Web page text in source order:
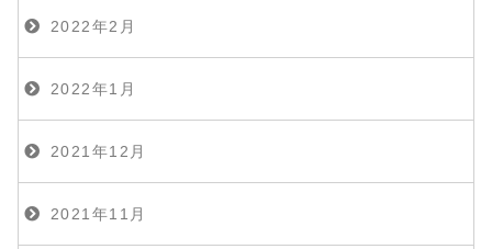
2022年2月
2022年1月
2021年12月
2021年11月